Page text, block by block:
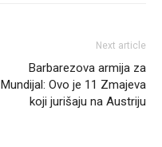
Next article
Barbarezova armija za
Mundijal: Ovo je 11 Zmajeva
koji jurišaju na Austriju